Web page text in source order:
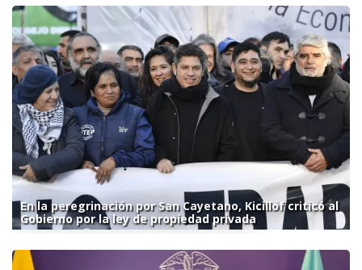
En la peregrinación por San Cayetano, Kicillof criticó al
Gobierno por la ley de propiedad privada